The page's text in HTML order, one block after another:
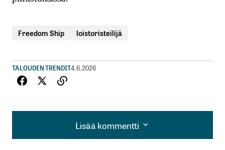
Freedom Ship loistoristeilijä
TALOUDEN TRENDIT4.6.2026
Lisää kommentti
Lisää kommentti